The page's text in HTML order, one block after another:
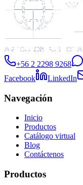
+56 2 2298 9268
Facebook
LinkedIn
Navegación
Inicio
Productos
Catálogo virtual
Blog
Contáctenos
Productos